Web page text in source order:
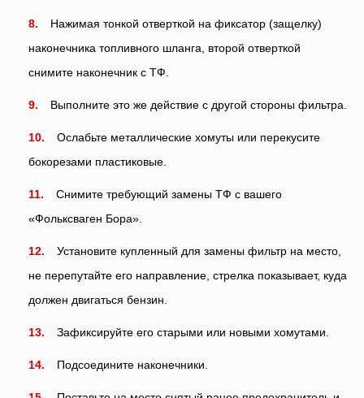
Нажимая тонкой отверткой на фиксатор (защелку)
наконечника топливного шланга, второй отверткой
снимите наконечник с ТФ.
Выполните это же действие с другой стороны фильтра.
Ослабьте металлические хомуты или перекусите
бокорезами пластиковые.
Снимите требующий замены ТФ с вашего
«Фольксваген Бора».
Установите купленный для замены фильтр на место,
не перепутайте его направление, стрелка показывает, куда
должен двигаться бензин.
Зафиксируйте его старыми или новыми хомутами.
Подсоедините наконечники.